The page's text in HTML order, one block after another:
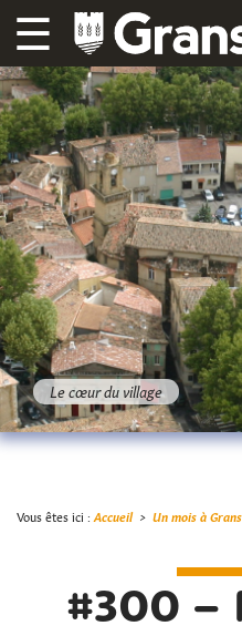
☰
Le cœur du village
Vous êtes ici : Accueil> Un mois à Grans
#300 –